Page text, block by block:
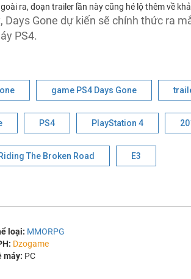
ra, đoạn trailer lần này cũng hé lộ thêm về
Days Gone dự kiến sẽ chính thức ra
PS4.
game PS4 Days Gone
PS4 PlayStation 4
The Broken Road E3
loại: MMORPG
Dzogame
máy: PC